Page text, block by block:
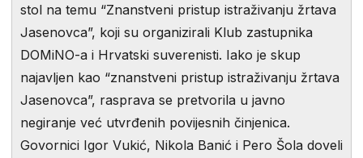
stol na temu “Znanstveni pristup istraživanju žrtava
Jasenovca”, koji su organizirali Klub zastupnika
DOMiNO-a i Hrvatski suverenisti. Iako je skup
najavljen kao “znanstveni pristup istraživanju žrtava
Jasenovca”, rasprava se pretvorila u javno
negiranje već utvrđenih povijesnih činjenica.
Govornici Igor Vukić, Nikola Banić i Pero Šola doveli